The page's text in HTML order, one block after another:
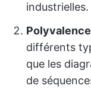
industrielles.
Polyvalence
différents
que les
de